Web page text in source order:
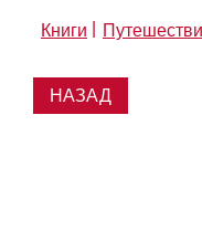
Книги
НАЗАД